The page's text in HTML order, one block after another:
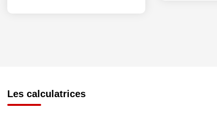
Les calculatrices